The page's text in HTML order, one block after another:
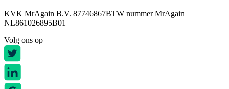
KVK MrAgain B.V. 87746867BTW nummer MrAgain
NL861026895B01
Volg ons op